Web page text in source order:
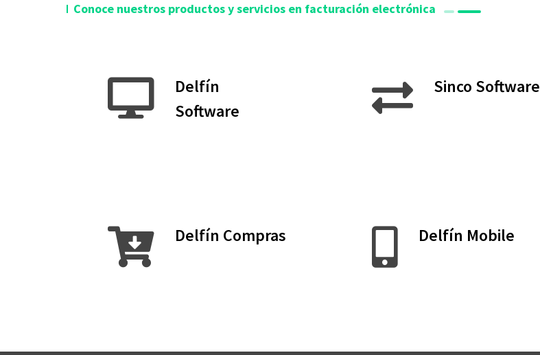
Conoce nuestros productos y servicios en facturación electrónica
Delfín
Software
Sinco Software
Delfín Compras Delfín Mobile